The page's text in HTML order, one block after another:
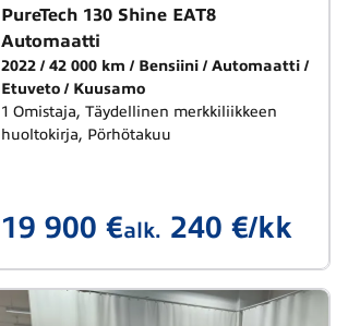
PureTech 130 Shine EAT8
Automaatti
2022 42 000 km Bensiini
Automaatti
Etuveto
Kuusamo
1 Omistaja, Täydellinen merkkiliikkeen
huoltokirja, Pörhötakuu
19 900 €alk. 240 €/kk